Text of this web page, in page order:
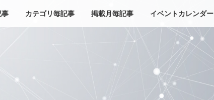
カテゴリ毎記事 掲載月毎記事 イベントカレンダー